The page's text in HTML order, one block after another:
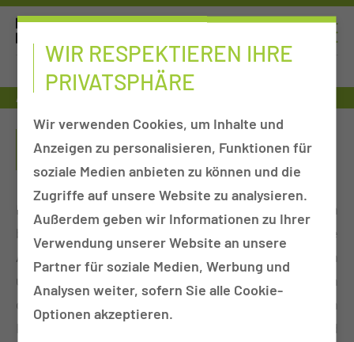
Ausbildung
RETTUNGSSANITÄTERIN & -
SANITÄTER
Die Ausbildung zur Rettungssanitäterin
beziehungsweise zum Rettungssanitäter soll die
Absolventin und den Absolventen zum Einsatz in
unterschiedlichen Funktionen in allen Bereichen
des Patiententransportes, des qualifizierten
Krankentransportes sowie der Notfallrettung und
WIR RESPEKTIEREN IHRE
PRIVATSPHÄRE
Wir verwenden Cookies, um Inhalte und
Anzeigen zu personalisieren, Funktionen für
soziale Medien anbieten zu können und die
Zugriffe auf unsere Website zu analysieren.
Außerdem geben wir Informationen zu Ihrer
Verwendung unserer Website an unsere
Partner für soziale Medien, Werbung und
Analysen weiter, sofern Sie alle Cookie-
Optionen akzeptieren.